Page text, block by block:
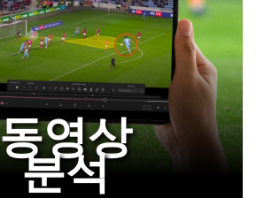
동영상
분석